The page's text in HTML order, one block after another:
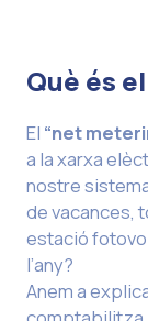
Què és
El “net
a la xarxa
nostre
de vacances,
estació
l’any?
Anem a